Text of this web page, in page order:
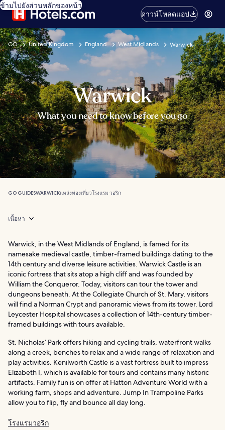
ข้ามไปยังส่วนหลักของหน้า
ดาวน์โหลดแอป
GO United Kingdom England West Midlands Warwick
Warwick
What you need to know before you go
GO GUIDESWARWICKแหล่งท่องเที่ยวโรงแรม วอริก
เนื้อหา
Warwick, in the West Midlands of England, is famed for its
namesake medieval castle, timber-framed buildings dating to the
14th century and diverse leisure activities. Warwick Castle is an
iconic fortress that sits atop a high cliff and was founded by
William the Conqueror. Today, visitors can tour the tower and
dungeons beneath. At the Collegiate Church of St. Mary, visitors
will find a Norman Crypt and panoramic views from its tower. Lord
Leycester Hospital showcases a collection of 14th-century timber-
framed buildings with tours available.
St. Nicholas’ Park offers hiking and cycling trails, waterfront walks
along a creek, benches to relax and a wide range of relaxation and
play activities. Kenilworth Castle is a vast fortress built to impress
Elizabeth I, which is available for tours and contains many historic
artifacts. Family fun is on offer at Hatton Adventure World with a
working farm, shops and adventure. Jump In Trampoline Parks
allow you to flip, fly and bounce all day long.
โรงแรมวอริก